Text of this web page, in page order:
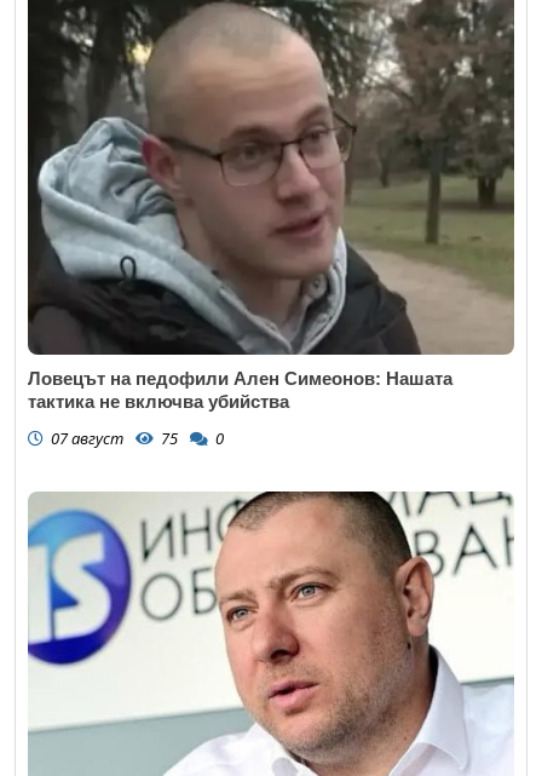
Ловецът на педофили Ален Симеонов: Нашата
тактика не включва убийства
07 август 75 0